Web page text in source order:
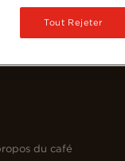
du café
Tout Rejeter